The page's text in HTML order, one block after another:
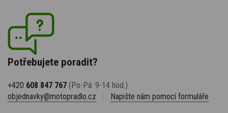
Potřebujete poradit?
+420 608 847 767 (Po-Pá: 9-14 hod.)
objednavky@motopradlo.cz
Napište nám pomocí formuláře